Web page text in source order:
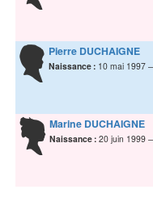
Pierre DUCHAIGNE
Naissance : 10 mai 1997
Marine DUCHAIGNE
Naissance : 20 juin 1999